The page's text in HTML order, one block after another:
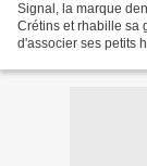
Signal, la marque
Crétins et rhabille sa
d'associer ses petits